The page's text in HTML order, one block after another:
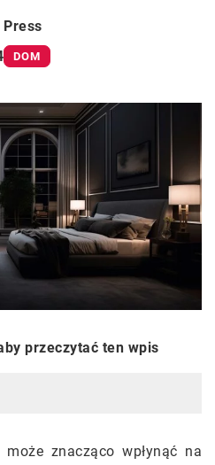
Press
DOM
przeczytać ten wpis
może znacząco wpłynąć na